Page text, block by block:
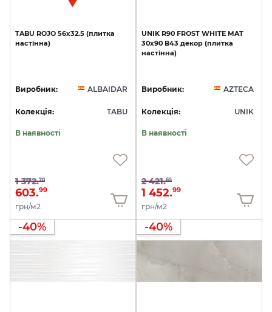
TABU ROJO 56х32.5 (плитка
настінна)
Виробник: ALBAIDAR
Колекція: TABU
В наявності
1 372.70
603.99
грн/м2
UNIK R90 FROST WHITE MAT
30x90 В43 декор (плитка
настінна)
Виробник: AZTECA
Колекція: UNIK
В наявності
2 421.65
1 452.99
грн/м2
-40% -40%